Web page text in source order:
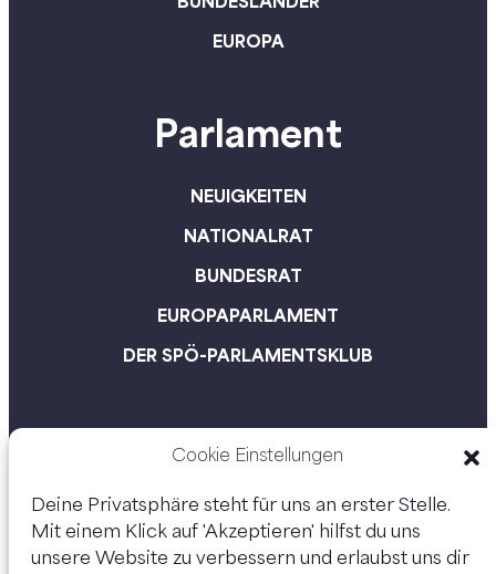
Cookie Einstellungen
Deine Privatsphäre steht für uns an erster Stelle.
Mit einem Klick auf 'Akzeptieren' hilfst du uns
unsere Website zu verbessern und erlaubst uns dir
EUROPA
Parlament
NEUIGKEITEN
NATIONALRAT
BUNDESRAT
EUROPAPARLAMENT
DER SPÖ-PARLAMENTSKLUB